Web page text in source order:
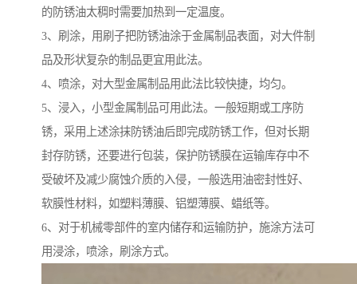
的防锈油太稠时需要加热到一定温度。
3、刷涂，用刷子把防锈油涂于金属制品表面，对大件制
品及形状复杂的制品更宜用此法。
4、喷涂，对大型金属制品用此法比较快捷，均匀。
5、浸入，小型金属制品可用此法。一般短期或工序防
锈，采用上述涂抹防锈油后即完成防锈工作，但对长期
封存防锈，还要进行包装，保护防锈膜在运输库存中不
受破坏及减少腐蚀介质的入侵，一般选用油密封性好、
软膜性材料，如塑料薄膜、铝塑薄膜、蜡纸等。
6、对于机械零部件的室内储存和运输防护，施涂方法可
用浸涂，喷涂，刷涂方式。